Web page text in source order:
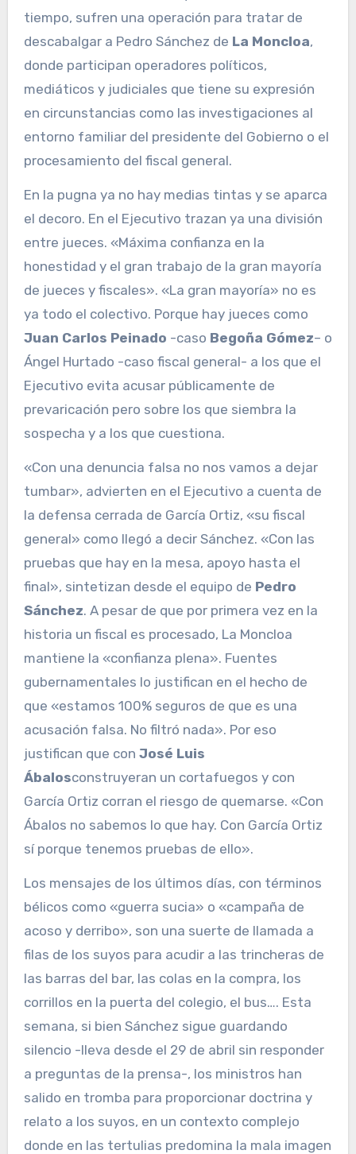
tiempo, sufren una operación para tratar de
descabalgar a Pedro Sánchez de La Moncloa,
donde participan operadores políticos,
mediáticos y judiciales que tiene su expresión
en circunstancias como las investigaciones al
entorno familiar del presidente del Gobierno o el
procesamiento del fiscal general.
En la pugna ya no hay medias tintas y se aparca
el decoro. En el Ejecutivo trazan ya una división
entre jueces. «Máxima confianza en la
honestidad y el gran trabajo de la gran mayoría
de jueces y fiscales». «La gran mayoría» no es
ya todo el colectivo. Porque hay jueces como
Juan Carlos Peinado -caso Begoña Gómez– o
Ángel Hurtado -caso fiscal general- a los que el
Ejecutivo evita acusar públicamente de
prevaricación pero sobre los que siembra la
sospecha y a los que cuestiona.
«Con una denuncia falsa no nos vamos a dejar
tumbar», advierten en el Ejecutivo a cuenta de
la defensa cerrada de García Ortiz, «su fiscal
general» como llegó a decir Sánchez. «Con las
pruebas que hay en la mesa, apoyo hasta el
final», sintetizan desde el equipo de Pedro
Sánchez. A pesar de que por primera vez en la
historia un fiscal es procesado, La Moncloa
mantiene la «confianza plena». Fuentes
gubernamentales lo justifican en el hecho de
que «estamos 100% seguros de que es una
acusación falsa. No filtró nada». Por eso
justifican que con José Luis
Ábalosconstruyeran un cortafuegos y con
García Ortiz corran el riesgo de quemarse. «Con
Ábalos no sabemos lo que hay. Con García Ortiz
sí porque tenemos pruebas de ello».
Los mensajes de los últimos días, con términos
bélicos como «guerra sucia» o «campaña de
acoso y derribo», son una suerte de llamada a
filas de los suyos para acudir a las trincheras de
las barras del bar, las colas en la compra, los
corrillos en la puerta del colegio, el bus…. Esta
semana, si bien Sánchez sigue guardando
silencio -lleva desde el 29 de abril sin responder
a preguntas de la prensa-, los ministros han
salido en tromba para proporcionar doctrina y
relato a los suyos, en un contexto complejo
donde en las tertulias predomina la mala imagen